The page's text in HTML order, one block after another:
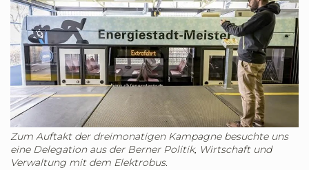
Zum Auftakt der dreimonatigen Kampagne besuchte uns
eine Delegation aus der Berner Politik, Wirtschaft und
Verwaltung mit dem Elektrobus.